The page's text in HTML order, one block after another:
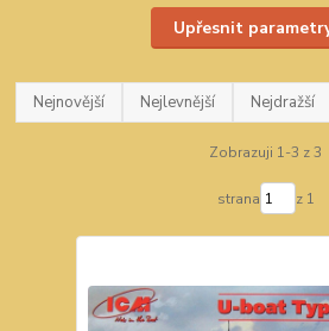
Upřesnit
Nejnovější Nejlevnější Nejdražší
Zobrazuji 1-3 z 3
strana z 1